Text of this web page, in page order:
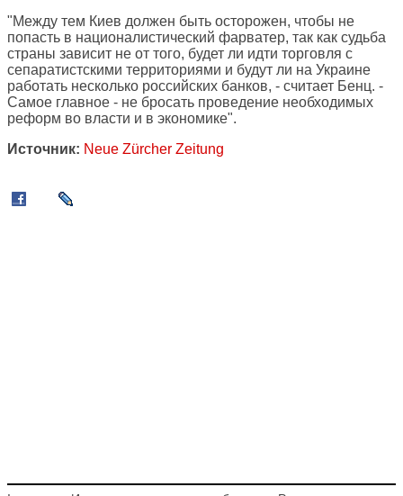
"Между тем Киев должен быть осторожен, чтобы не
попасть в националистический фарватер, так как судьба
страны зависит не от того, будет ли идти торговля с
сепаратистскими территориями и будут ли на Украине
работать несколько российских банков, - считает Бенц. -
Самое главное - не бросать проведение необходимых
реформ во власти и в экономике".
Источник: Neue Zürcher Zeitung